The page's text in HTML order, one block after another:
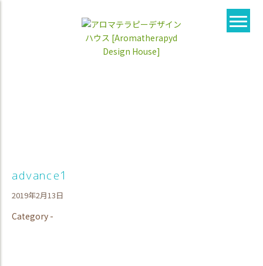
advance1
2019年2月13日
Category -